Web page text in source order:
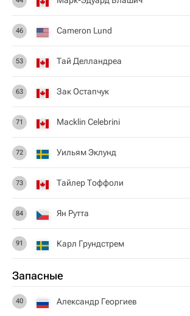
46 Cameron Lund
53 Тай Делландреа
63 Зак Остапчук
71 Macklin Celebrini
72 Уильям Эклунд
73 Тайлер Тоффоли
84 Ян Рутта
91 Карл Грундстрем
Запасные
40 Александр Георгиев